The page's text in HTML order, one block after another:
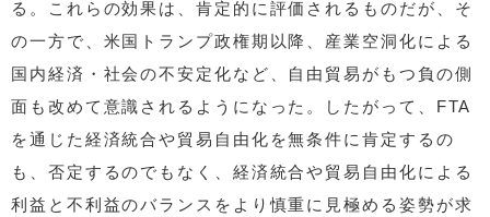
る。これらの効果は、肯定的に評価されるものだが、そ
の一方で、米国トランプ政権期以降、産業空洞化による
国内経済・社会の不安定化など、自由貿易がもつ負の側
面も改めて意識されるようになった。したがって、FTA
を通じた経済統合や貿易自由化を無条件に肯定するの
も、否定するのでもなく、経済統合や貿易自由化による
利益と不利益のバランスをより慎重に見極める姿勢が求